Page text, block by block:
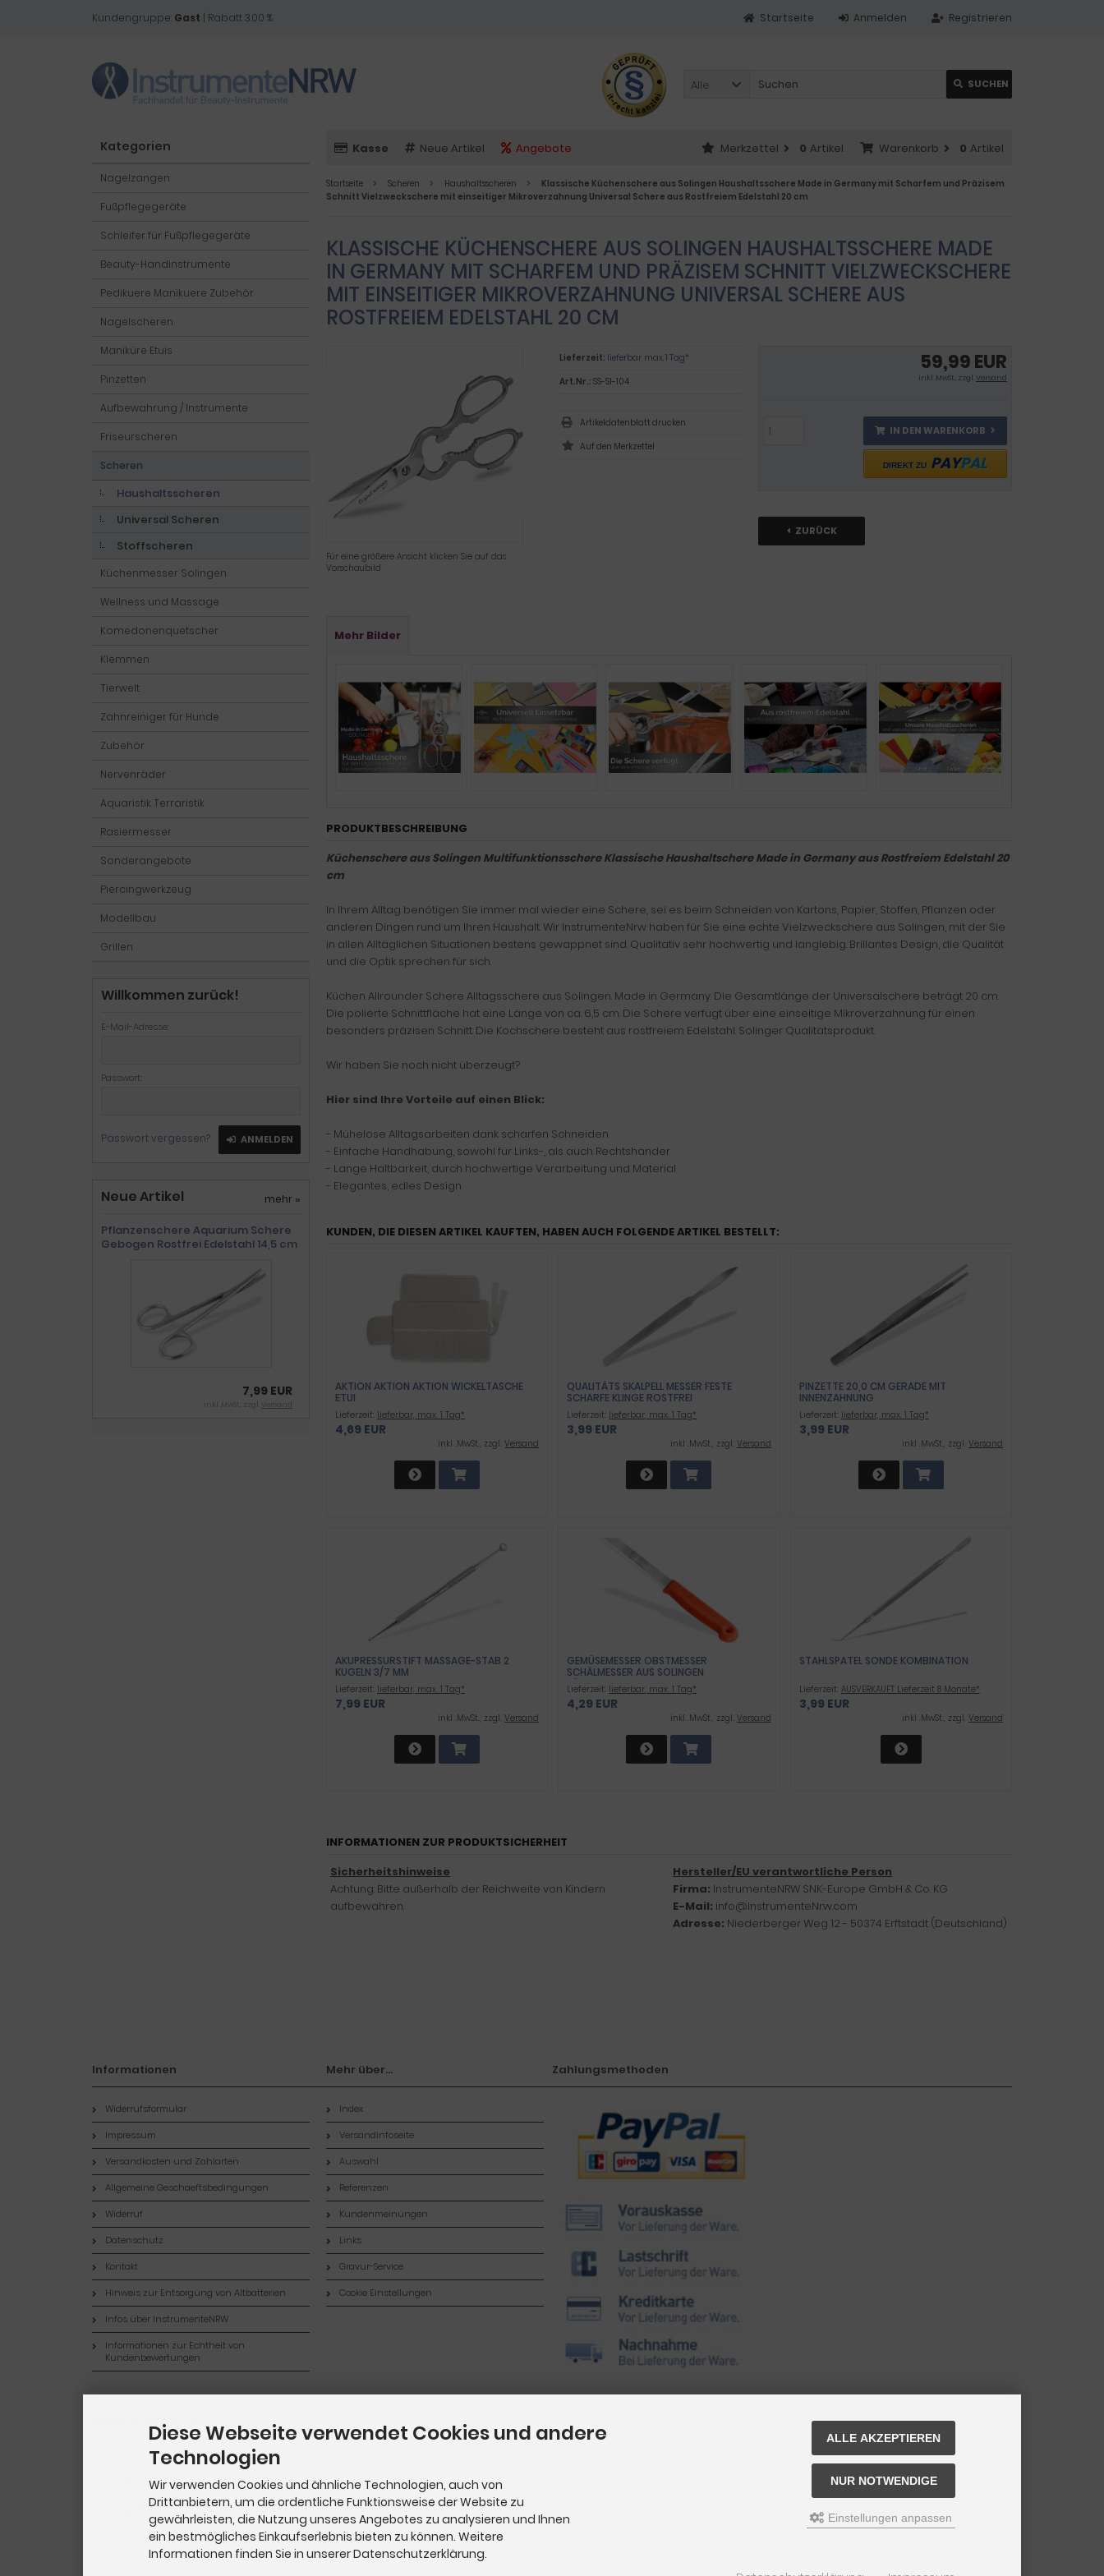
Kundengruppe: Gast | Rabatt 3.00 % Registrieren
Anmelden
Startseite
Alle SUCHEN
Kasse Neue Artikel Angebote Warenkorb 0 Artikel
Merkzettel 0 Artikel
Startseite Scheren Haushaltsscheren
Klassische Küchenschere aus Solingen Haushaltsschere Made in Germany mit Scharfem und Präzisem
Schnitt Vielzweckschere mit einseitiger Mikroverzahnung Universal Schere aus Rostfreiem Edelstahl 20 cm
KLASSISCHE KÜCHENSCHERE AUS SOLINGEN HAUSHALTSSCHERE MADE
IN GERMANY MIT SCHARFEM UND PRÄZISEM SCHNITT VIELZWECKSCHERE
MIT EINSEITIGER MIKROVERZAHNUNG UNIVERSAL SCHERE AUS
ROSTFREIEM EDELSTAHL 20 CM
Für eine größere Ansicht klicken Sie auf das
Vorschaubild
59,99 EUR
inkl .MwSt., zzgl.Versand
IN DEN WARENKORB
DIREKT ZU PAYPAL
ZURÜCK
Lieferzeit: lieferbar, max. 1 Tag*
Art.Nr.: SS-SI-104
Artikeldatenblatt drucken
Mehr Bilder
PRODUKTBESCHREIBUNG
Küchenschere aus Solingen Multifunktionsschere Klassische Haushaltschere Made in Germany aus Rostfreiem Edelstahl 20
cm
In Ihrem Alltag benötigen Sie immer mal wieder eine Schere, sei es beim Schneiden von Kartons, Papier, Stoffen, Pflanzen oder
anderen Dingen rund um Ihren Haushalt. Wir InstrumenteNrw haben für Sie eine echte Vielzweckschere aus Solingen, mit der Sie
in allen Alltäglichen Situationen bestens gewappnet sind. Qualitativ sehr hochwertig und langlebig. Brillantes Design, die Qualität
und die Optik sprechen für sich.
Küchen Allrounder Schere Alltagsschere aus Solingen. Made in Germany. Die Gesamtlänge der Universalschere beträgt 20 cm.
Die polierte Schnittfläche hat eine Länge von ca. 6,5 cm. Die Schere verfügt über eine einseitige Mikroverzahnung für einen
besonders präzisen Schnitt. Die Kochschere besteht aus rostfreiem Edelstahl. Solinger Qualitätsprodukt.
Wir haben Sie noch nicht überzeugt?
Hier sind Ihre Vorteile auf einen Blick:
- Mühelose Alltagsarbeiten dank scharfen Schneiden
- Einfache Handhabung, sowohl für Links-, als auch Rechtshänder
- Lange Haltbarkeit, durch hochwertige Verarbeitung und Material
- Elegantes, edles Design
KUNDEN, DIE DIESEN ARTIKEL KAUFTEN, HABEN AUCH FOLGENDE ARTIKEL BESTELLT:
AKTION AKTION AKTION WICKELTASCHE
ETUI
Lieferzeit: lieferbar, max. 1 Tag*
4,69 EUR
inkl .MwSt., zzgl.Versand
QUALITÄTS SKALPELL MESSER FESTE
SCHARFE KLINGE ROSTFREI
Lieferzeit: lieferbar, max. 1 Tag*
3,99 EUR
inkl .MwSt., zzgl. Versand
PINZETTE 20,0 CM GERADE MIT
INNENZAHNUNG
Lieferzeit: lieferbar, max. 1 Tag*
3,99 EUR
inkl .MwSt., zzgl. Versand
AKUPRESSURSTIFT MASSAGE-STAB 2
KUGELN 3/7 MM
Lieferzeit: lieferbar, max. 1 Tag*
7,99 EUR
inkl .MwSt., zzgl.Versand
GEMÜSEMESSER OBSTMESSER
SCHÄLMESSER AUS SOLINGEN
KÜCHENMESSER ORANGE MADE IN
GERMANY UNIVERSAL MESSER MIT
SCHARFER KLINGE AUS ROSTFREIEM
EDELSTAHL SPÜLMASCHINEN GEEIGNET -
Lieferzeit: lieferbar, max. 1 Tag*
4,29 EUR
inkl .MwSt., zzgl. Versand
STAHLSPATEL SONDE KOMBINATION
Lieferzeit: AUSVERKAUFT Lieferzeit 8 Monate*
3,99 EUR
inkl .MwSt., zzgl. Versand
INFORMATIONEN ZUR PRODUKTSICHERHEIT
Sicherheitshinweise
Achtung: Bitte außerhalb der Reichweite von Kindern
aufbewahren.
Hersteller/EU verantwortliche Person
Firma: InstrumenteNRW SNK-Europe GmbH & Co. KG
E-Mail: info@InstrumenteNrw.com
Adresse: Niederberger Weg 12 - 50374 Erftstadt (Deutschland)
Kategorien
Nagelzangen
Fußpflegegeräte
Schleifer für Fußpflegegeräte
Beauty-Handinstrumente
Pedikuere Manikuere Zubehör
Nagelscheren
Maniküre Etuis
Pinzetten
Aufbewahrung / Instrumente
Friseurscheren
Scheren
Haushaltsscheren
Universal Scheren
Stoffscheren
Küchenmesser Solingen
Wellness und Massage
Komedonenquetscher
Klemmen
Tierwelt
Zahnreiniger für Hunde
Zubehör
Nervenräder
Aquaristik Terraristik
Rasiermesser
Sonderangebote
Piercingwerkzeug
Modellbau
Grillen
Willkommen zurück!
E-Mail-Adresse:
Passwort:
Passwort vergessen? ANMELDEN
Neue Artikel mehr »
Pflanzenschere Aquarium Schere
Gebogen Rostfrei Edelstahl 14,5 cm
7,99 EUR
inkl .MwSt., zzgl. Versand
Informationen
Widerrufsformular
Impressum
Versandkosten und Zahlarten
Allgemeine Geschaeftsbedingungen
Widerruf
Datenschutz
Kontakt
Hinweis zur Entsorgung von Altbatterien
Infos über InstrumenteNRW
Informationen zur Echtheit von
Kundenbewertungen
Mehr über...
Index
Versandinfoseite
Auswahl
Referenzen
Kundenmeinungen
Links
Gravur-Service
Cookie Einstellungen
Zahlungsmethoden
Diese Webseite verwendet Cookies und andere
Technologien
Wir verwenden Cookies und ähnliche Technologien, auch von
Drittanbietern, um die ordentliche Funktionsweise der Website zu
gewährleisten, die Nutzung unseres Angebotes zu analysieren und Ihnen
ein bestmögliches Einkaufserlebnis bieten zu können. Weitere
Informationen finden Sie in unserer Datenschutzerklärung.
ALLE AKZEPTIEREN
NUR NOTWENDIGE
Einstellungen anpassen